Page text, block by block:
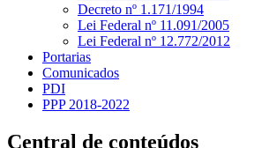
Decreto nº 1.171/1994
Lei Federal nº 11.091/2005
Lei Federal nº 12.772/2012
Portarias
Comunicados
PDI
PPP 2018-2022
Central de conteúdos